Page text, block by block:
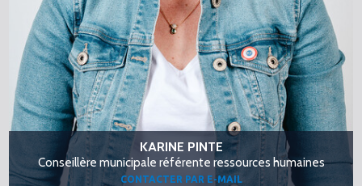
KARINE PINTE
Conseillère municipale référente ressources humaines
CONTACTER PAR E-MAIL